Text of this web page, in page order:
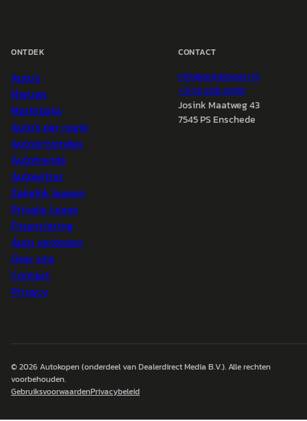
ONTDEK
Auto's
Nieuws
Marktdata
Auto's per regio
Autoprijsindex
Autotrends
Autowijzer
Zakelijk leasen
Private Lease
Financiering
Auto verkopen
Over ons
Contact
Privacy
CONTACT
info@autokopen.nl
+31 53 208 4490
Josink Maatweg 43
7545 PS Enschede
© 2026Autokopen(onderdeel van Dealerdirect Media B.V.). Alle rechten
voorbehouden.
GebruiksvoorwaardenPrivacybeleid